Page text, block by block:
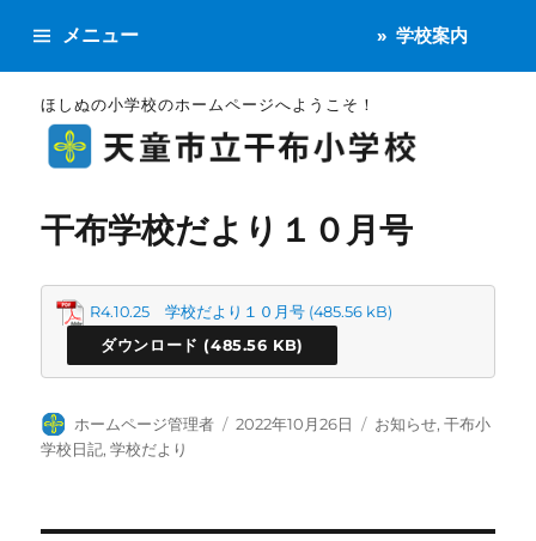
ほしぬの小学校のホームページへようこそ！
メニュー 学校案内
干布学校だより１０月号
R4.10.25 学校だより１０月号
ダウンロード
投
稿
ホームページ管理者
投
2022年10月26日
カ
お知らせ,干布小
学校日記,学校だより